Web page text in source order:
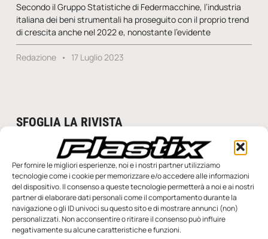
Per fornire le migliori esperienze, noi e i nostri partner utilizziamo
tecnologie come i cookie per memorizzare e/o accedere alle informazioni
del dispositivo. Il consenso a queste tecnologie permetterà a noi e ai nostri
partner di elaborare dati personali come il comportamento durante la
navigazione o gli ID univoci su questo sito e di mostrare annunci (non)
personalizzati. Non acconsentire o ritirare il consenso può influire
negativamente su alcune caratteristiche e funzioni.
Secondo il Gruppo Statistiche di Federmacchine, l’industria
italiana dei beni strumentali ha proseguito con il proprio trend
di crescita anche nel 2022 e, nonostante l’evidente
Redazione 17 Luglio 2023
SFOGLIA LA RIVISTA